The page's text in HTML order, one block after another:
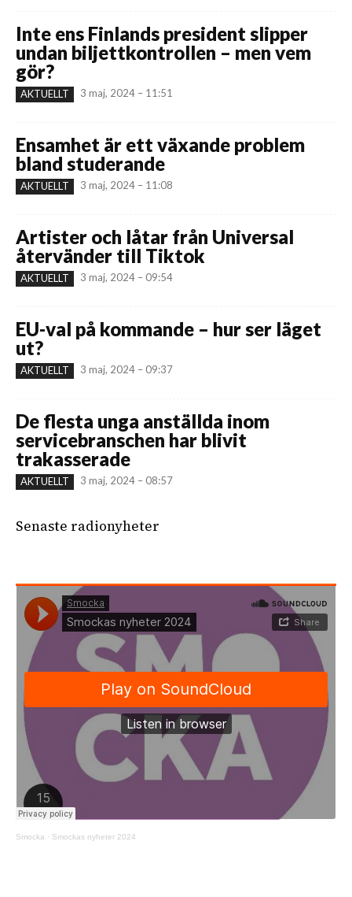
Inte ens Finlands president slipper
undan biljettkontrollen – men vem
gör?
AKTUELLT 3 maj, 2024 – 11:51
Ensamhet är ett växande problem
bland studerande
AKTUELLT 3 maj, 2024 – 11:08
Artister och låtar från Universal
återvänder till Tiktok
AKTUELLT 3 maj, 2024 – 09:54
EU-val på kommande – hur ser läget
ut?
AKTUELLT 3 maj, 2024 – 09:37
De flesta unga anställda inom
servicebranschen har blivit
trakasserade
AKTUELLT 3 maj, 2024 – 08:57
Senaste radionyheter
Smocka · Smockas nyheter 2024